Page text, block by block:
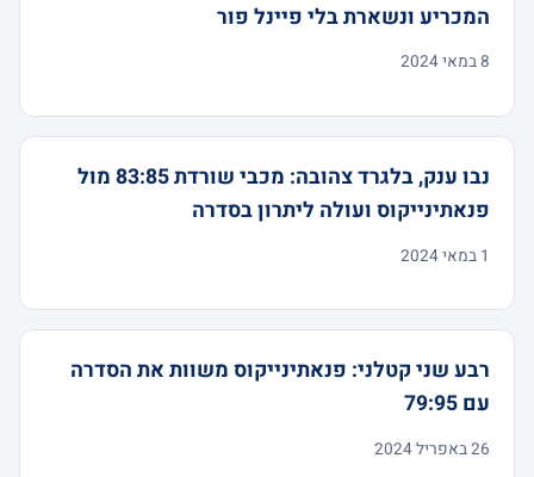
המכריע ונשארת בלי פיינל פור
8 במאי 2024
נבו ענק, בלגרד צהובה: מכבי שורדת 83:85 מול
פנאתינייקוס ועולה ליתרון בסדרה
1 במאי 2024
רבע שני קטלני: פנאתינייקוס משוות את הסדרה
עם 79:95
26 באפריל 2024